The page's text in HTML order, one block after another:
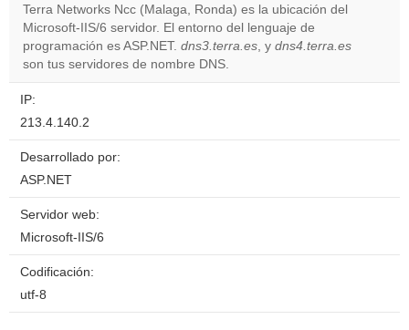
Do you
own this
OK
Terra Networks Ncc (Malaga, Ronda) es la ubicación del
Microsoft-IIS/6 servidor. El entorno del lenguaje de
programación es ASP.NET. dns3.terra.es, y dns4.terra.es
son tus servidores de nombre DNS.
IP:
213.4.140.2
Desarrollado por:
ASP.NET
Servidor web:
Microsoft-IIS/6
Codificación:
utf-8